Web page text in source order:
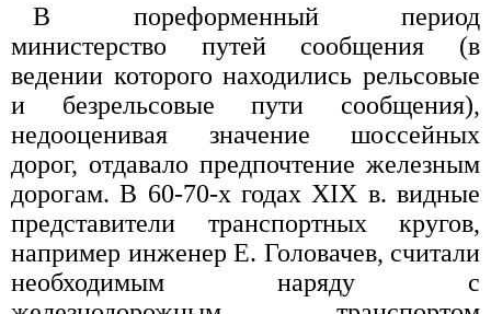
В пореформенный период
министерство путей сообщения (в
ведении которого находились рельсовые
и безрельсовые пути сообщения),
недооценивая значение шоссейных
дорог, отдавало предпочтение железным
дорогам. В 60-70-х годах XIX в. видные
представители транспортных кругов,
например инженер Е. Головачев, считали
необходимым наряду с